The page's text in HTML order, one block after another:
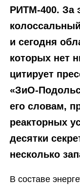
РИТМ-400. За
и сегодня
которых нет
цитирует
«ЗиО-
его словам,
реакторных
десятки
несколько
В составе